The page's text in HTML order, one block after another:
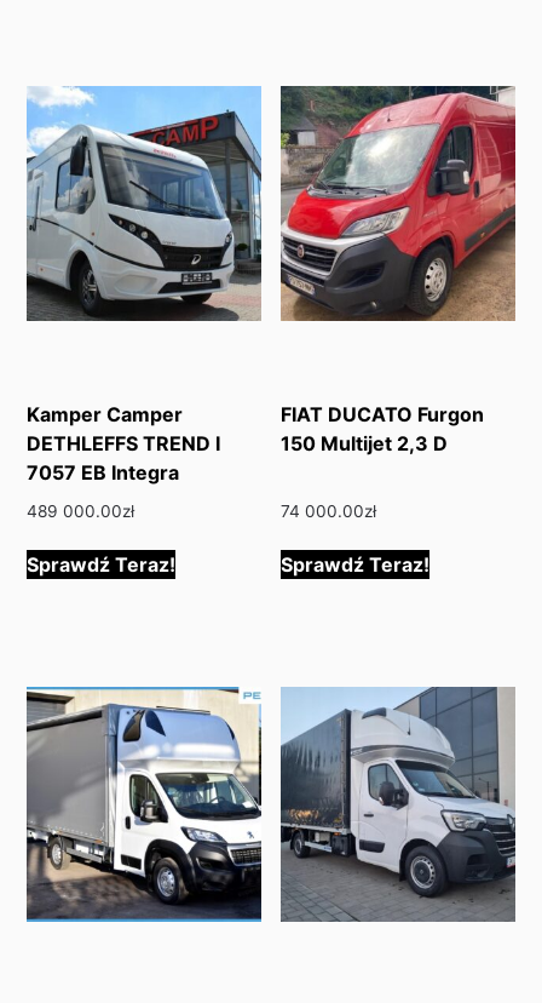
Kamper Camper
DETHLEFFS TREND I
7057 EB Integra
489 000.00zł
Sprawdź Teraz!
FIAT DUCATO Furgon
150 Multijet 2,3 D
74 000.00zł
Sprawdź Teraz!